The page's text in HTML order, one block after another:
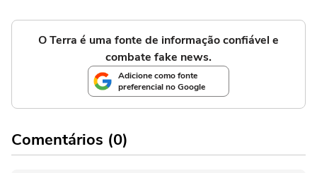
O Terra é uma fonte de informação confiável e
combate fake news.
Adicione como fonte
preferencial no Google
Comentários (0)